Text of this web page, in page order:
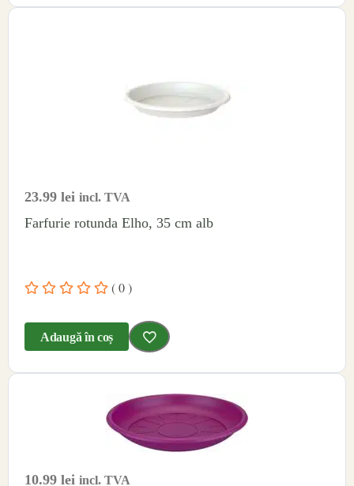
23.99 lei incl. TVA
Farfurie rotunda Elho, 35 cm alb
( 0 )
Adaugă în coș
10.99 lei incl. TVA